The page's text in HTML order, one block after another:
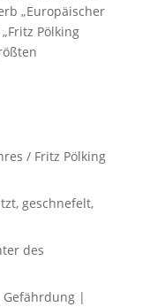
„Europäischer
Pölking
/ Fritz Pölking
geschnefelt,
des
Gefährdung |